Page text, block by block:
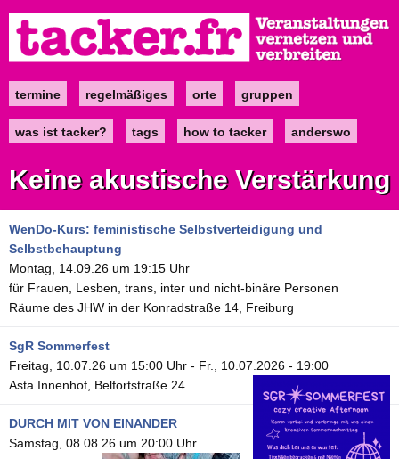
zum
Inhalt
Maintermine regelmäßiges orte gruppen
was ist tacker? tags how to tacker anderswo
Keine akustische Verstärkung
WenDo-Kurs: feministische Selbstverteidigung und
Selbstbehauptung
Montag, 14.09.26 um 19:15 Uhr
für Frauen, Lesben, trans, inter und nicht-binäre Personen
Räume des JHW in der Konradstraße 14, Freiburg
SgR Sommerfest
Freitag, 10.07.26 um 15:00 Uhr - Fr., 10.07.2026 - 19:00
Asta Innenhof, Belfortstraße 24
DURCH MIT VON EINANDER
Samstag, 08.08.26 um 20:00 Uhr